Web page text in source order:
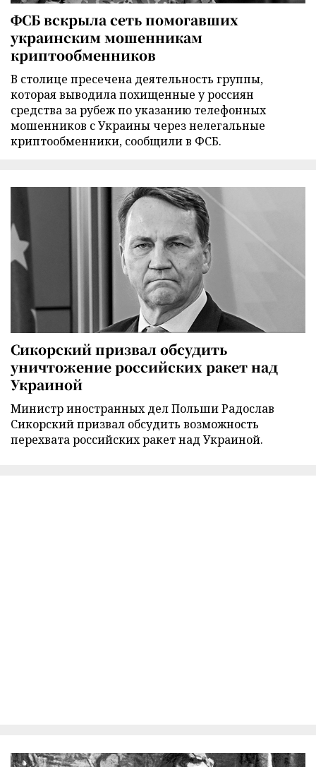
ФСБ вскрыла сеть помогавших
украинским мошенникам
криптообменников
В столице пресечена деятельность группы,
которая выводила похищенные у россиян
средства за рубеж по указанию телефонных
мошенников с Украины через нелегальные
криптообменники, сообщили в ФСБ.
Сикорский призвал обсудить
уничтожение российских ракет над
Украиной
Министр иностранных дел Польши Радослав
Сикорский призвал обсудить возможность
перехвата российских ракет над Украиной.